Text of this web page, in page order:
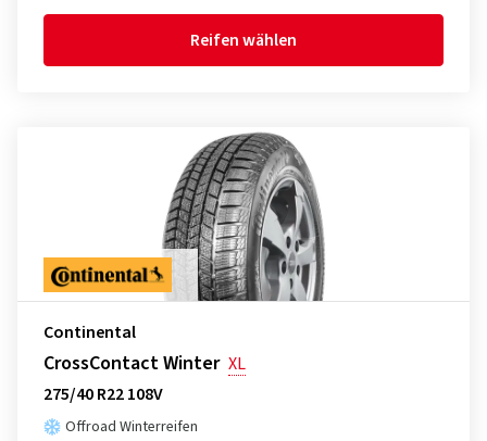
Reifen wählen
Continental
CrossContact Winter XL
275/40 R22 108V
Offroad Winterreifen